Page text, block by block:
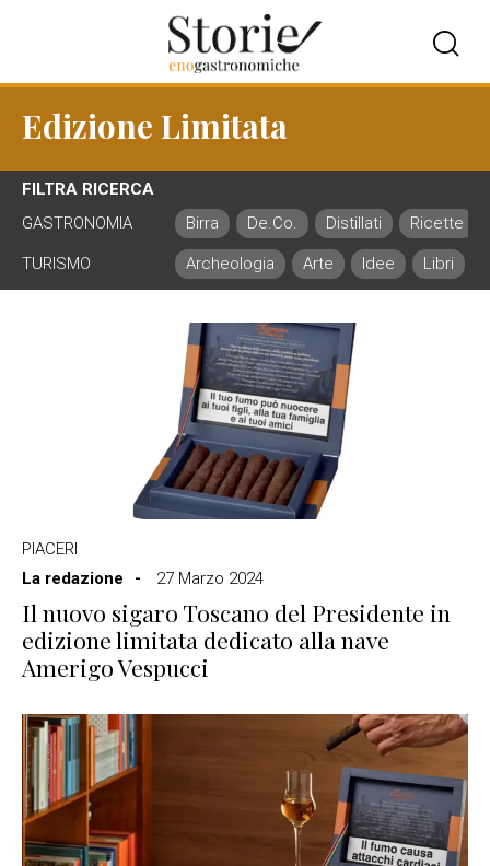
Edizione Limitata
FILTRA RICERCA
GASTRONOMIA
Birra De.Co. Distillati Ricette
TURISMO Archeologia Arte Idee Libri
PIACERI
La redazione
27 Marzo 2024
Il nuovo sigaro Toscano del Presidente in
edizione limitata dedicato alla nave
Amerigo Vespucci